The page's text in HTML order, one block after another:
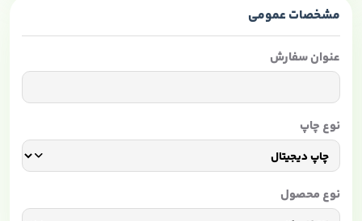
مشخصات عمومی
عنوان سفارش
نوع چاپ
نوع محصول